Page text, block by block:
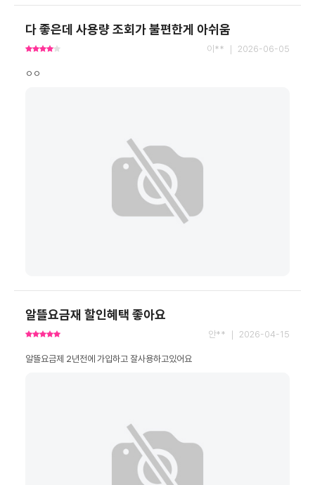
다 좋은데 사용량 조회가 불편한게 아쉬움
이** ｜ 2026-06-05
ㅇㅇ
알뜰요금재 할인혜택 좋아요
안** ｜ 2026-04-15
알뜰요금제 2년전에 가입하고 잘사용하고있어요